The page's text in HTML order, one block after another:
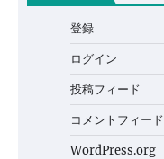
登録
ログイン
投稿フィード
コメントフィード
WordPress.org